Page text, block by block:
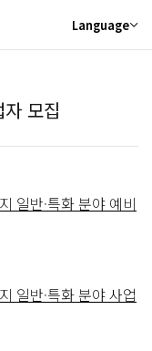
Language
모집
일반·특화 분야 예비
일반·특화 분야 사업